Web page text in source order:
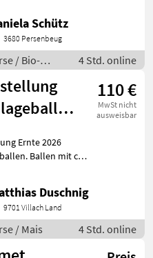
Schütz
3680 Persenbeug
/ Bio-
4 Std. online
110 €
MwSt nicht
ausweisbar
Ernte 2026
Ballen mit ca.
gefüttert werden.
Ende September
Duschnig
9701 Villach Land
/ Mais 4 Std. online